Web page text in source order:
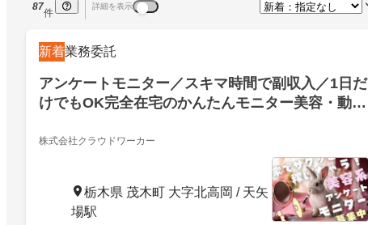
87
件
詳細を表示
新着業務委託
アンケートモニター／スキマ時間で副収入／1日だ
けでもOK完全在宅のかんたんモニター美容・動画
OK(2518)／芳賀郡茂木町北高岡／18111448
株式会社クラウドワーカー
栃木県 茂木町 大字北高岡 / 天矢
場駅